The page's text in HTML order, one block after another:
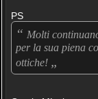
PS
“ Molti
per la sua piena
ottiche! „